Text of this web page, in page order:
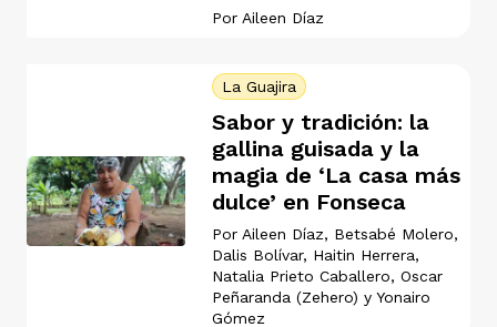
Por Aileen Díaz
La Guajira
Sabor y tradición: la
gallina guisada y la
magia de ‘La casa más
dulce’ en Fonseca
Por Aileen Díaz, Betsabé Molero,
Dalis Bolívar, Haitin Herrera,
Natalia Prieto Caballero, Oscar
Peñaranda (Zehero) y Yonairo
Gómez
del Cesar
Ana